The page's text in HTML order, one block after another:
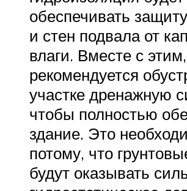
обеспечивать
и стен подвала от
влаги. Вместе с этим,
рекомендуется
участке дренажную
чтобы полностью
здание. Это
потому, что
будут оказывать